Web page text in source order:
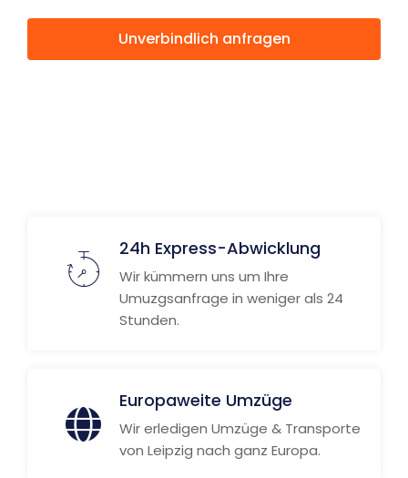
Unverbindlich anfragen
24h Express-Abwicklung
Wir kümmern uns um Ihre
Umuzgsanfrage in weniger als 24
Stunden.
Europaweite Umzüge
Wir erledigen Umzüge & Transporte
von Leipzig nach ganz Europa.